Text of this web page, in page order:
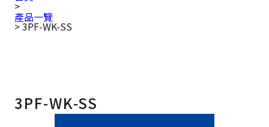
>
產品一覽
>3PF-WK-SS
3PF-WK-SS